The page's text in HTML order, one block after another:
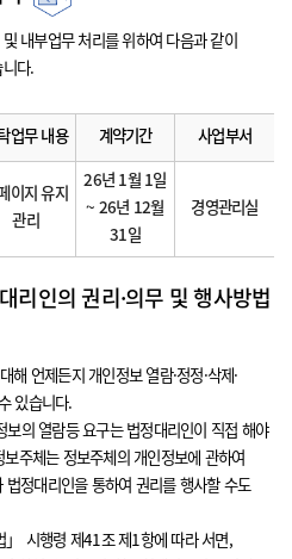
내부업무 처리를 위하여 다음과 같이
니다.
업무 내용 계약기간 사업부서
이지 유지
관리
26년 1월 1일
~ 26년 12월
31일
경영관리실
리인의 권리·의무 및 행사방법
해 언제든지 개인정보 열람·정정·삭제·
있습니다.
의 열람등 요구는 법정대리인이 직접 해야
주체는 정보주체의 개인정보에 관하여
정대리인을 통하여 권리를 행사할 수도
」 시행령 제41조 제1항에 따라 서면,